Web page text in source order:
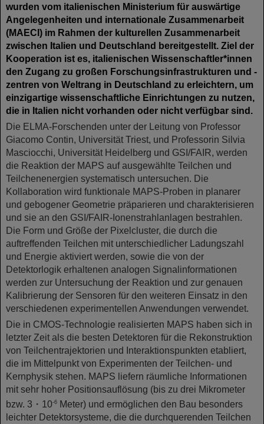
wurden vom italienischen Ministerium für auswärtige
Angelegenheiten und internationale Zusammenarbeit
(MAECI) im Rahmen der kulturellen Zusammenarbeit
zwischen Italien und Deutschland bereitgestellt. Ziel der
Kooperation ist es, italienischen Wissenschaftler*innen
den Zugang zu großen Forschungsinfrastrukturen und -
zentren von Weltrang in Deutschland zu erleichtern, um
einzigartige wissenschaftliche Einrichtungen zu nutzen,
die in Italien nicht vorhanden oder nicht verfügbar sind.
Die ELMA-Forschenden unter der Leitung von Professor
Giacomo Contin, Universität Triest, und Professorin Silvia
Masciocchi, Universität Heidelberg und GSI/FAIR, werden
die Reaktion der MAPS auf ausgewählte Teilchen und
Teilchenenergien systematisch untersuchen. Die
Kollaboration wird funktionale MAPS-Proben in planarer
und gebogener Geometrie präparieren und charakterisieren
und sie an den GSI/FAIR-Ionenstrahlanlagen bestrahlen.
Die Form und Größe der Pixelcluster, die durch die
auftreffenden Teilchen mit unterschiedlicher Ladungszahl
und Energie aktiviert werden, sowie die von der
Detektorlogik erhaltenen analogen Signalinformationen
werden zur Untersuchung der Reaktion und zur genauen
Kalibrierung der Sensoren für den weiteren Einsatz in den
verschiedenen experimentellen Anwendungen verwendet.
Die in CMOS-Technologie realisierten MAPS haben sich in
letzter Zeit als die besten Detektoren für die Rekonstruktion
von Teilchentrajektorien und Interaktionspunkten etabliert,
die im Mittelpunkt von Experimenten der Teilchen- und
Kernphysik stehen. MAPS liefern räumliche Informationen
mit sehr hoher Positionsauflösung (bis zu drei Mikrometer
bzw. 3・10-6 Meter) und ermöglichen den Bau besonders
leichter Detektorsysteme, die die durchquerenden Teilchen